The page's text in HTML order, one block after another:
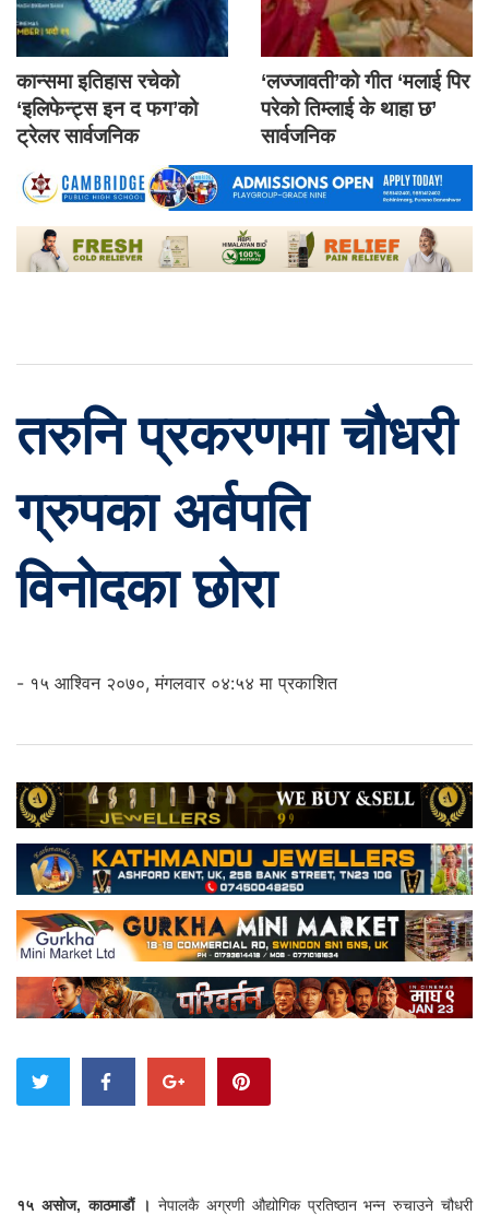
कान्समा इतिहास रचेको
‘इलिफेन्ट्स इन द फग’को
ट्रेलर सार्वजनिक
‘लज्जावती’को गीत ‘मलाई पिर
परेको तिम्लाई के थाहा छ’
सार्वजनिक
तरुनि प्रकरणमा चौधरी
ग्रुपका अर्वपति
विनोदका छोरा
- १५ आश्विन २०७०, मंगलवार ०४:५४ मा प्रकाशित
१५ असोज, काठमाडौं । नेपालकै अग्रणी औद्योगिक प्रतिष्ठान भन्न रुचाउने चौधरी